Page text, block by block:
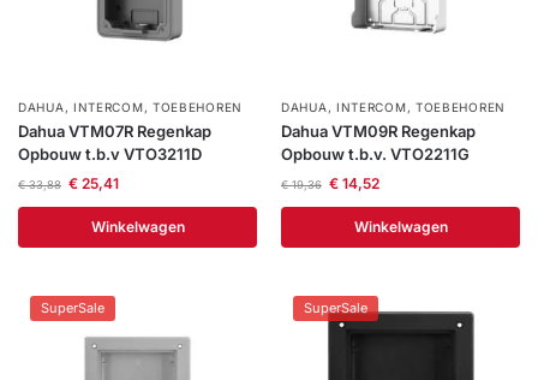
DAHUA , INTERCOM, TOEBEHOREN
Dahua VTM07R Regenkap
Opbouw t.b.v VTO3211D
€33,88 €25,41
Winkelwagen
DAHUA , INTERCOM, TOEBEHOREN
Dahua VTM09R Regenkap
Opbouw t.b.v. VTO2211G
€19,36 €14,52
Winkelwagen
SuperSale SuperSale